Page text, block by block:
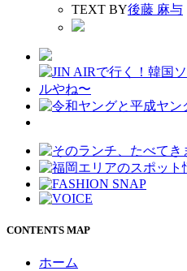
TEXT BY後藤 麻与
CONTENTS MAP
ホーム